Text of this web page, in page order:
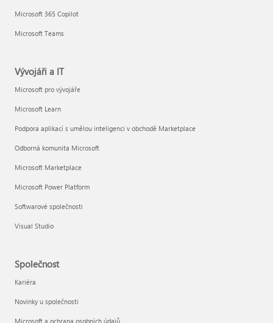
Microsoft 365 Copilot
Microsoft Teams
Vývojáři a IT
Microsoft pro vývojáře
Microsoft Learn
Podpora aplikací s umělou inteligenci v obchodě Marketplace
Odborná komunita Microsoft
Microsoft Marketplace
Microsoft Power Platform
Softwarové společnosti
Visual Studio
Společnost
Kariéra
Novinky u společnosti
Microsoft a ochrana osobních údajů